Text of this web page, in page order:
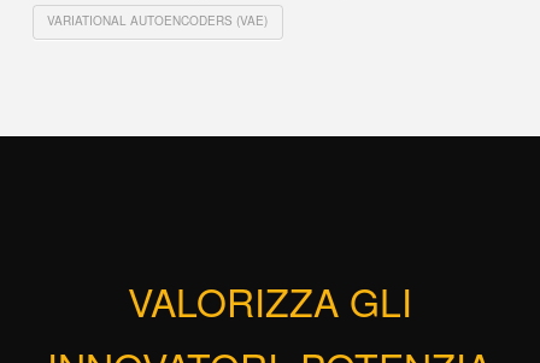
VARIATIONAL AUTOENCODERS (VAE)
VALORIZZA GLI